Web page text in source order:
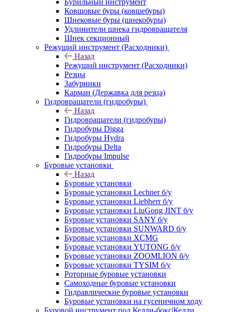
Бурильный инструмент
Ковшовые буры (ковшебуры)
Шнековые буры (шнекобуры)
Удлинители шнека гидровращателя
Шнек секционный
Режущий инструмент (Расходники)
Назад
Режущий инструмент (Расходники)
Резцы
Забурники
Карман (Державка для резца)
Гидровращатели (гидробуры)
Назад
Гидровращатели (гидробуры)
Гидробуры Digga
Гидробуры Hydra
Гидробуры Delta
Гидробуры Impulse
Буровые установки
Назад
Буровые установки
Буровые установки Lechner б/у
Буровые установки Liebherr б/у
Буровые установки LiuGong JINT б/у
Буровые установки SANY б/у
Буровые установки SUNWARD б/у
Буровые установки XCMG
Буровые установки YUTONG б/у
Буровые установки ZOOMLION б/у
Буровые установки TYSIM б/у
Роторные буровые установки
Самоходные буровые установки
Гидравлические буровые установки
Буровые установки на гусеничном ходу
Буровой инструмент под Келли-бокс|Келли